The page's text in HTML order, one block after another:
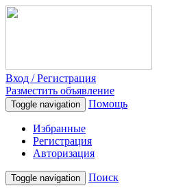
Вход / Регистрация
Разместить объявление
Toggle navigation Помощь
Избранные
Регистрация
Авторизация
Toggle navigation Поиск